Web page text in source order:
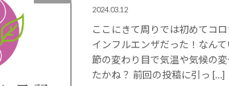
2024.03.12
ここにきて周りでは初めてコ
インフルエンザだった！なん
節の変わり目で気温や気候の
たかね？ 前回の投稿に引っ […]